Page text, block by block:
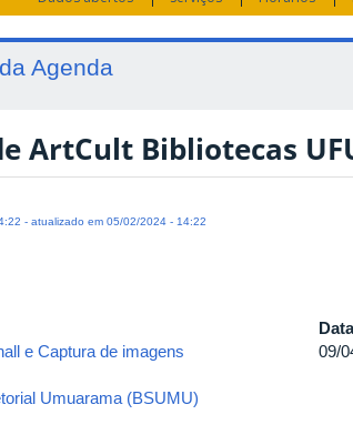
Agenda
ArtCult Bibliotecas
- atualizado em 05/02/2024 - 14:22
e Captura de imagens
Umuarama (BSUMU)
09/